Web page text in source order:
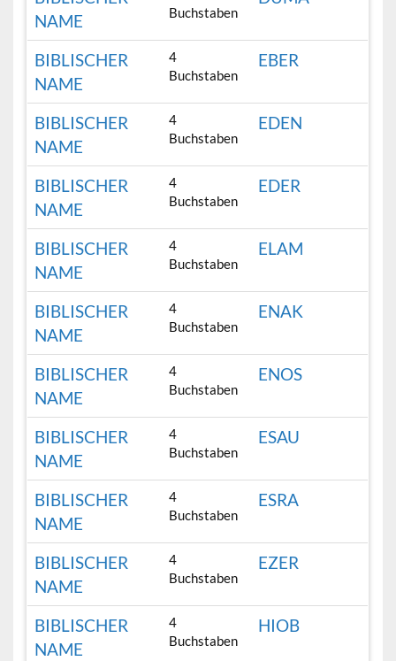
NAME
Buchstaben
BIBLISCHER
NAME
4
Buchstaben
EBER
BIBLISCHER
NAME
4
Buchstaben
EDEN
BIBLISCHER
NAME
4
Buchstaben
EDER
BIBLISCHER
NAME
4
Buchstaben
ELAM
BIBLISCHER
NAME
4
Buchstaben
ENAK
BIBLISCHER
NAME
4
Buchstaben
ENOS
BIBLISCHER
NAME
4
Buchstaben
ESAU
BIBLISCHER
NAME
4
Buchstaben
ESRA
BIBLISCHER
NAME
4
Buchstaben
EZER
BIBLISCHER
NAME
4
Buchstaben
HIOB